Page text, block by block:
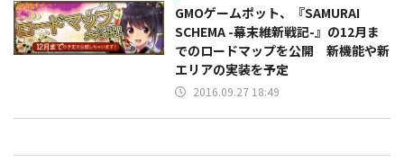
GMOゲームポット、『SAMURAI
SCHEMA -幕末維新戦記-』の12月ま
でのロードマップを公開 新機能や新
エリアの実装を予定
2016.09.27 18:49